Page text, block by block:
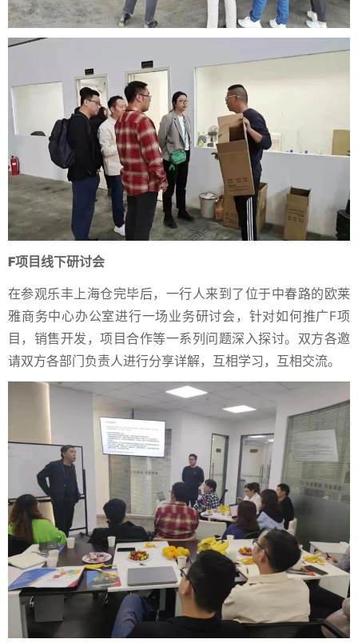
F项目线下研讨会
在参观乐丰上海仓完毕后，一行人来到了位于中春路的欧莱
雅商务中心办公室进行一场业务研讨会，针对如何推广F项
目，销售开发，项目合作等一系列问题深入探讨。双方各邀
请双方各部门负责人进行分享详解，互相学习，互相交流。